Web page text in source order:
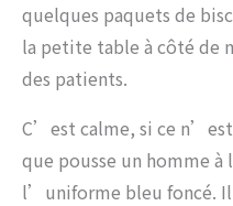
quelques paquets de
la petite table à côté de
des patients.
C’est calme, si ce
que pousse un homme
l’uniforme bleu foncé.